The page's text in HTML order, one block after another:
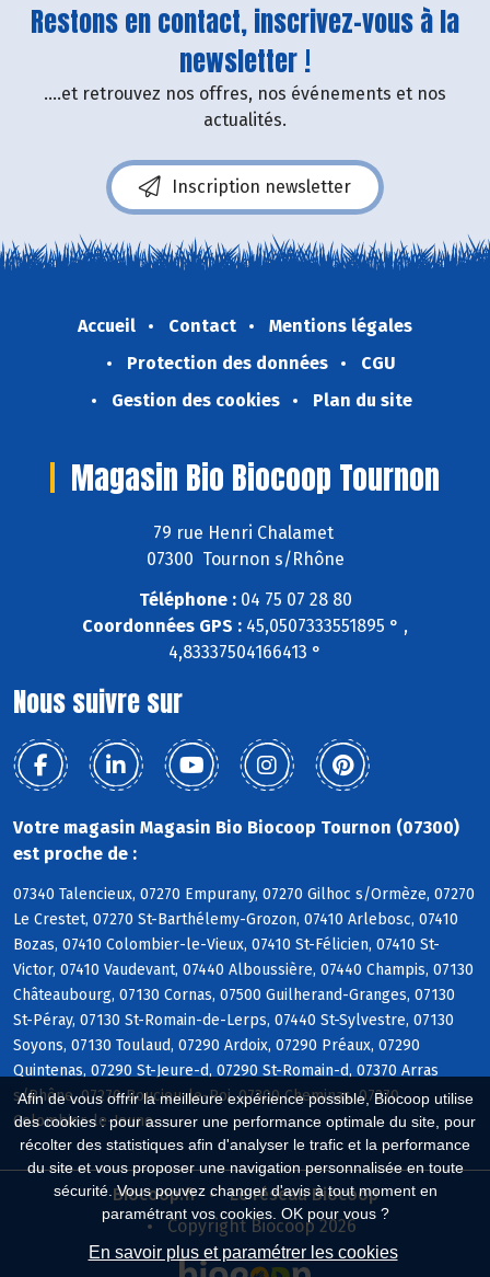
Afin de vous offrir la meilleure expérience possible, Biocoop utilise
des cookies : pour assurer une performance optimale du site, pour
récolter des statistiques afin d'analyser le trafic et la performance
du site et vous proposer une navigation personnalisée en toute
sécurité. Vous pouvez changer d'avis à tout moment en
paramétrant vos cookies. OK pour vous ?
En savoir plus et paramétrer les cookies
Restons en contact, inscrivez-vous à la
newsletter !
....et retrouvez nos offres, nos événements et nos
actualités.
Inscription newsletter
Accueil Contact
Mentions légales
Protection des données
CGU
Gestion des cookies
Plan du site
Magasin Bio Biocoop Tournon
79 rue Henri Chalamet
07300 Tournon s/Rhône
Téléphone :04 75 07 28 80
Coordonnées GPS : 45,0507333551895 ° ,
4,83337504166413 °
Nous suivre sur
Votre magasin Magasin Bio Biocoop Tournon (07300)
est proche de :
07340 Talencieux, 07270 Empurany, 07270 Gilhoc s/Ormèze, 07270
Le Crestet, 07270 St-Barthélemy-Grozon, 07410 Arlebosc, 07410
Bozas, 07410 Colombier-le-Vieux, 07410 St-Félicien, 07410 St-
Victor, 07410 Vaudevant, 07440 Alboussière, 07440 Champis, 07130
Châteaubourg, 07130 Cornas, 07500 Guilherand-Granges, 07130
St-Péray, 07130 St-Romain-de-Lerps, 07440 St-Sylvestre, 07130
Soyons, 07130 Toulaud, 07290 Ardoix, 07290 Préaux, 07290
Quintenas, 07290 St-Jeure-d, 07290 St-Romain-d, 07370 Arras
s/Rhône, 07270 Boucieu-le-Roi, 07300 Cheminas, 07270
Colombier-le-Jeune
Biocoop.fr
Le réseau Biocoop
Copyright Biocoop 2026